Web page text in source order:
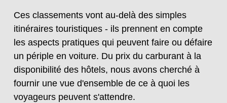
Ces classements vont au-delà des simples
itinéraires touristiques - ils prennent en compte
les aspects pratiques qui peuvent faire ou défaire
un périple en voiture. Du prix du carburant à la
disponibilité des hôtels, nous avons cherché à
fournir une vue d'ensemble de ce à quoi les
voyageurs peuvent s'attendre.